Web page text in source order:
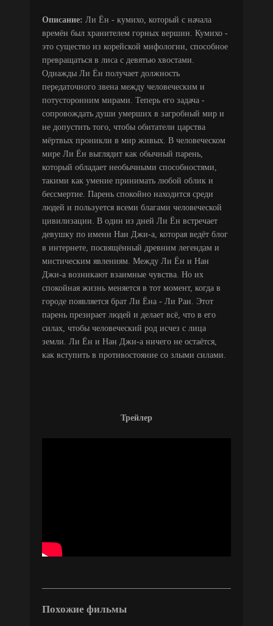
Описание: Ли Ён - кумихо, который с начала
времён был хранителем горных вершин. Кумихо -
это существо из корейской мифологии, способное
превращаться в лиса с девятью хвостами.
Однажды Ли Ён получает должность
передаточного звена между человеческим и
потусторонним мирами. Теперь его задача -
сопровождать души умерших в загробный мир и
не допустить того, чтобы обитатели царства
мёртвых проникли в мир живых. В человеческом
мире Ли Ён выглядит как обычный парень,
который обладает необычными способностями,
такими как умение принимать любой облик и
бессмертие. Парень спокойно находится среди
людей и пользуется всеми благами человеческой
цивилизации. В один из дней Ли Ён встречает
девушку по имени Нан Джи-а, которая ведёт блог
в интернете, посвящённый древним легендам и
мистическим явлениям. Между Ли Ён и Нан
Джи-а возникают взаимные чувства. Но их
спокойная жизнь меняется в тот момент, когда в
городе появляется брат Ли Ёна - Ли Ран. Этот
парень презирает людей и делает всё, что в его
силах, чтобы человеческий род исчез с лица
земли. Ли Ён и Нан Джи-а ничего не остаётся,
как вступить в противостояние со злыми силами.
Трейлер
Похожие фильмы